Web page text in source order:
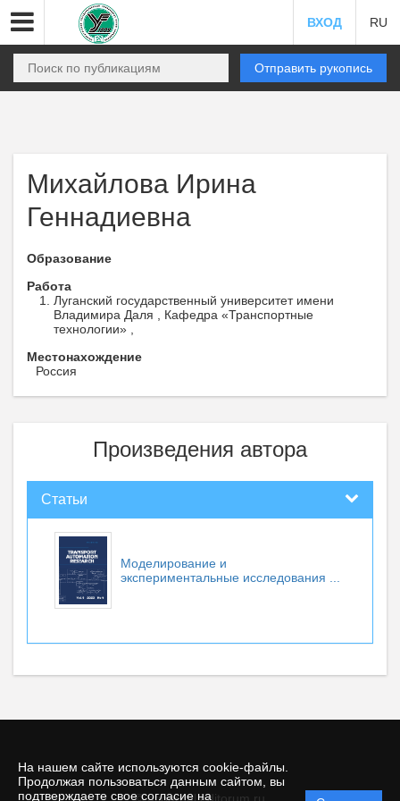
На нашем сайте используются cookie-файлы.
Продолжая пользоваться данным сайтом, вы
подтверждаете свое согласие на
ВХОД RU
Отправить рукопись
Михайлова Ирина
Геннадиевна
Образование
Работа
Луганский государственный университет имени
Владимира Даля , Кафедра «Транспортные
технологии» ,
Местонахождение
Россия
Произведения автора
Статьи
Моделирование и
экспериментальные исследования ...